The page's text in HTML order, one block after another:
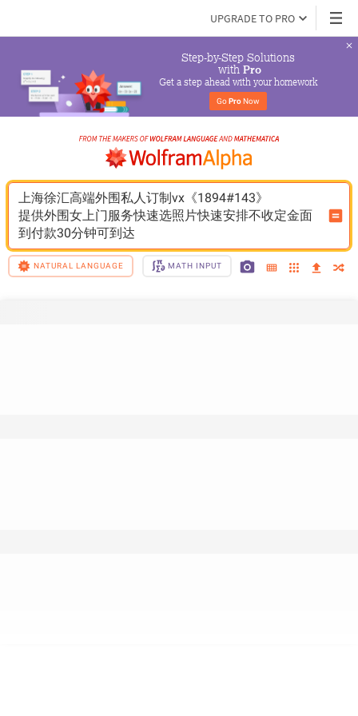
UPGRADE TO PRO
Step-by-Step Solutions
with Pro
Get a step ahead with your homework
Go Pro Now
上海徐汇高端外围私人订制vx《1894#143》
提供外围女上门服务快速选照片快速安排不收定金面
到付款30分钟可到达
NATURAL LANGUAGE MATH INPUT